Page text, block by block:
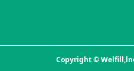
Copyright ©